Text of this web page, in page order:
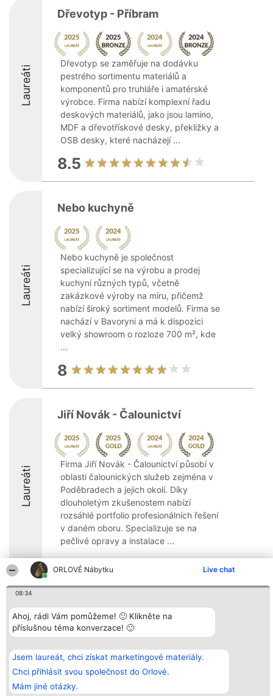
ORLOVÉ Nábytku Live chat
08:34
Ahoj, rádi Vám pomůžeme! 🙂 Klikněte na
příslušnou téma konverzace! 🙂
Jsem laureát, chci získat marketingové materiály.
Chci přihlásit svou společnost do Orlové.
Mám jiné otázky.
Laureáti
Dřevotyp - Příbram
Dřevotyp se zaměřuje na dodávku
pestrého sortimentu materiálů a
komponentů pro truhláře i amatérské
výrobce. Firma nabízí komplexní řadu
deskových materiálů, jako jsou lamino,
MDF a dřevotřískové desky, překližky a
OSB desky, které nacházejí ...
8.5
Laureáti
Nebo kuchyně
Nebo kuchyně je společnost
specializující se na výrobu a prodej
kuchyní různých typů, včetně
zakázkové výroby na míru, přičemž
nabízí široký sortiment modelů. Firma se
nachází v Bavoryni a má k dispozici
velký showroom o rozloze 700 m², kde
...
8
Laureáti
Jiří Novák - Čalounictví
Firma Jiří Novák - Čalounictví působí v
oblasti čalounických služeb zejména v
Poděbradech a jejich okolí. Díky
dlouholetým zkušenostem nabízí
rozsáhlé portfolio profesionálních řešení
v daném oboru. Specializuje se na
pečlivé opravy a instalace ...
8.7
Organizátor hlasování
Bright Side Solutions sp. z o.
o. sp. k.
ul. Ruska 22
KRS 0000749100 | Regon
381313360 | NIP 8943132676
Plebiscyt
Vítězové
Seznam všech
laureátů
Pravidla
Zásady
ochrany
Kontakt